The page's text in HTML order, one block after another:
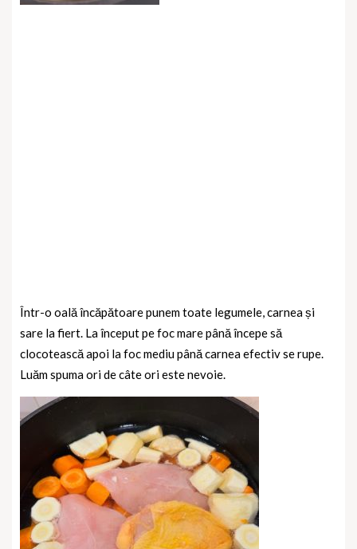
Într-o oală încăpătoare punem toate legumele, carnea și
sare la fiert. La început pe foc mare până începe să
clocotească apoi la foc mediu până carnea efectiv se rupe.
Luăm spuma ori de câte ori este nevoie.